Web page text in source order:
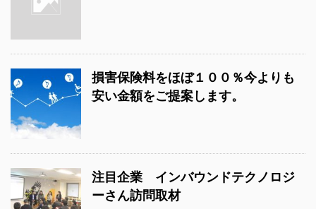
損害保険料をほぼ１００％今よりも
安い金額をご提案します。
注目企業 インバウンドテクノロジ
ーさん訪問取材